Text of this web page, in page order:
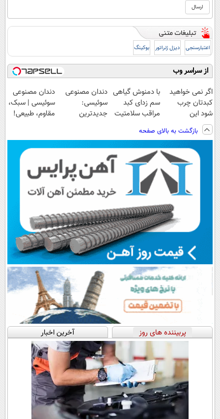
اعتبارسنجی دیزل ژنراتور بوکینگ
از سراسر وب
اگر نمی خواهید
کبدتان چرب
شود این
نوشیدنی خوش
طعم را بنوشید
با دمنوش گیاهی
سم زدای کبد
مراقب سلامتیت
ویژه
دندان مصنوعی
سوئیسی:
جدیدترین
پرداخت قسطی
دندان مصنوعی
سوئیسی | سبک،
مقاوم، طبیعی!
اقساطی😍
بازگشت به بالای صفحه
پربیننده های روز آخرین اخبار